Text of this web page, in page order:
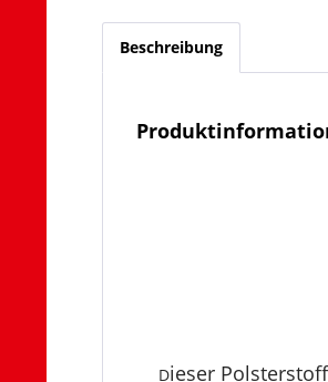
Beschreibung
Dieser